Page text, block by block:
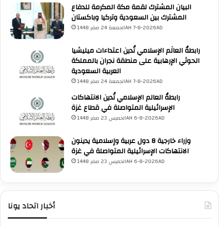
البيان المشترك لقمة مكة المكرمة للدفاع
المشترك بين السعودية وتركيا وباكستان
الجمعة 24 صفر 1448AH 7-8-2026AD
رابطةُ العالَم الإسلامي تُدين اعتداءات ميليشيا
الحوثي الإرهابية على منطقة نجران بالمملكة
العربية السعودية
الجمعة 24 صفر 1448AH 7-8-2026AD
رابطةُ العالم الإسلامي تُدين الانتهاكات
الإسرائيلية المتواصلة في قطاع غزة
الخميس 23 صفر 1448AH 6-8-2026AD
وزراء خارجية 8 دول عربية وإسلامية يدينون
الانتهاكات الإسرائيلية المتواصلة في غزة
الخميس 23 صفر 1448AH 6-8-2026AD
أخبار اتحاد يونا